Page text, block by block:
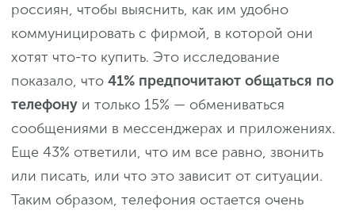
россиян, чтобы выяснить, как им удобно
коммуницировать с фирмой, в которой они
хотят что-то купить. Это исследование
показало, что 41% предпочитают общаться по
телефону и только 15% — обмениваться
сообщениями в мессенджерах и приложениях.
Еще 43% ответили, что им все равно, звонить
или писать, или что это зависит от ситуации.
Таким образом, телефония остается очень